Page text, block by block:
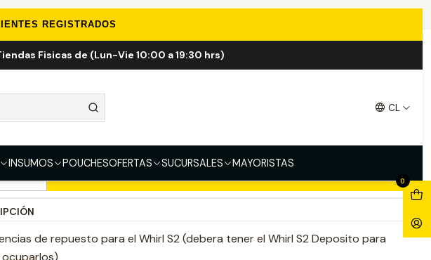
REGISTRADOS
Fisicas de (Lun-Vie 10:00 a 19:30 hrs)
CL
INSUMOS POUCHESOFERTAS SUCURSALES MAYORISTAS
0
Whirl S2 Resistencias
0.8 3mL
de repuesto para el Whirl S2 (debera tener el Whirl S2 Deposito para